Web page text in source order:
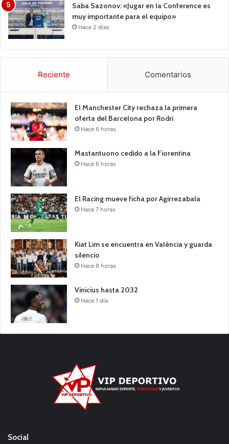
Saba Sazonov: «Jugar en la Conference es
muy importante para el equipo»
Hace 2 días
Reciente Comentarios
El Manchester City rechaza la primera
oferta del Barcelona por Rodri
Hace 6 horas
Mastantuono cedido a la Fiorentina
Hace 6 horas
El Racing mueve ficha por Agirrezabala
Hace 7 horas
Kiat Lim se encuentra en València y guarda
silencio
Hace 8 horas
Vinicius hasta 2032
Hace 1 día
Social